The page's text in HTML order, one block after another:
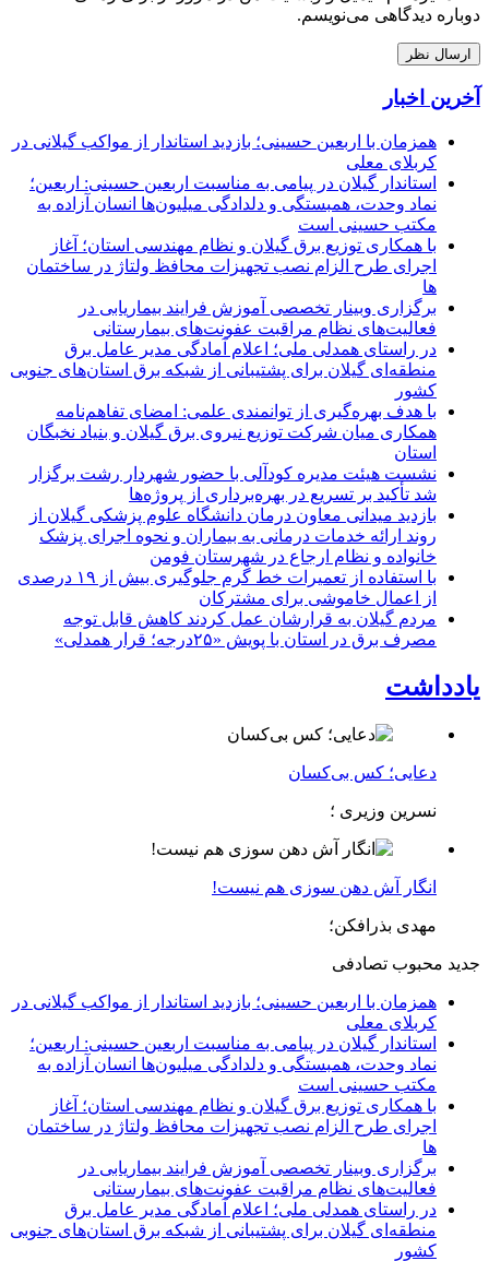
دوباره دیدگاهی می‌نویسم.
آخرین اخبار
همزمان با اربعین حسینی؛ بازدید استاندار از مواکب گیلانی در
کربلای معلی
استاندار گیلان در پیامی به مناسبت اربعین حسینی: اربعین؛
نماد وحدت، همبستگی و دلدادگی میلیون‌ها انسان آزاده به
مکتب حسینی است
با همکاری توزیع برق گیلان و نظام مهندسی استان؛ آغاز
اجرای طرح الزام نصب تجهیزات محافظ ولتاژ در ساختمان
ها
برگزاری وبینار تخصصی آموزش فرایند بیماریابی در
فعالیت‌های نظام مراقبت عفونت‌های بیمارستانی
در راستای همدلی ملی؛ اعلام آمادگی مدیر عامل برق
منطقه‌ای گیلان برای پشتیبانی از شبكه برق استان‌های جنوبی
كشور
با هدف بهره‌گیری از توانمندی علمی: امضای تفاهم‌نامه
همكاری میان شركت توزیع نیروی برق گیلان و بنیاد نخبگان
استان
نشست هیئت مدیره کودآلی با حضور شهردار رشت برگزار
شد تأکید بر تسریع در بهره‌برداری از پروژه‌ها
بازدید میدانی معاون درمان دانشگاه علوم پزشکی گیلان از
روند ارائه خدمات درمانی به بیماران و نحوه اجرای پزشک
خانواده و نظام ارجاع در شهرستان فومن
با استفاده از تعمیرات خط گرم جلوگیری بیش از ۱۹ درصدی
از اعمال خاموشی برای مشتركان
مردم گیلان به قرارشان عمل کردند كاهش قابل توجه
مصرف برق در استان با پویش «۲۵درجه؛ قرار همدلی»
یادداشت
دعایی؛ کس بی‌کسان
نسرین وزیری ؛
انگار آش دهن سوزی هم نیست!
مهدی بذرافکن؛
جدید محبوب تصادفی
همزمان با اربعین حسینی؛ بازدید استاندار از مواکب گیلانی در
کربلای معلی
استاندار گیلان در پیامی به مناسبت اربعین حسینی: اربعین؛
نماد وحدت، همبستگی و دلدادگی میلیون‌ها انسان آزاده به
مکتب حسینی است
با همکاری توزیع برق گیلان و نظام مهندسی استان؛ آغاز
اجرای طرح الزام نصب تجهیزات محافظ ولتاژ در ساختمان
ها
برگزاری وبینار تخصصی آموزش فرایند بیماریابی در
فعالیت‌های نظام مراقبت عفونت‌های بیمارستانی
در راستای همدلی ملی؛ اعلام آمادگی مدیر عامل برق
منطقه‌ای گیلان برای پشتیبانی از شبكه برق استان‌های جنوبی
كشور